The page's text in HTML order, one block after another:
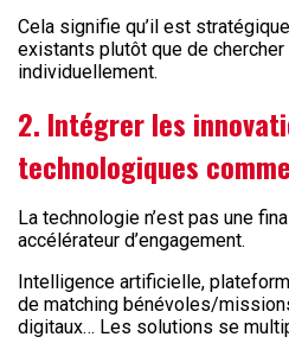
Cela signifie qu’il est
existants plutôt que de chercher
individuellement.
2. Intégrer les
technologiques
La technologie n’est pas une
accélérateur d’engagement.
Intelligence artificielle,
de matching bénévoles/
digitaux… Les solutions se